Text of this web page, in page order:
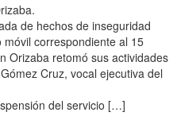
de hechos de inseguridad
correspondiente al 15
Orizaba retomó sus actividades
Cruz, vocal ejecutiva del
del servicio […]